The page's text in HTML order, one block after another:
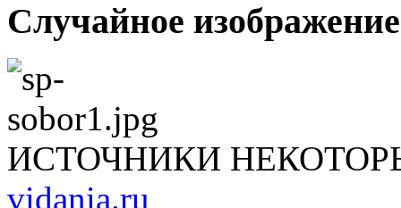
Случайное изображение
ИСТОЧНИКИ
vidania.ru